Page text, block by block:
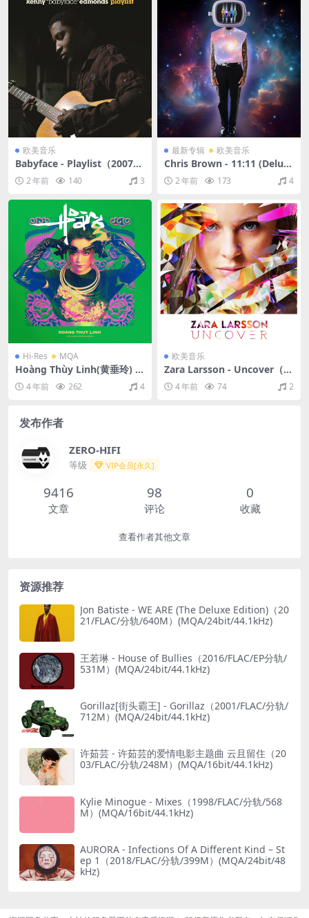
欧美音乐
Babyface - Playlist（2007/F
LAC/分轨/308M）
2 年前 140 3
最新专辑 欧美音乐
Chris Brown - 11:11 (Delux
e)（2024/FLAC/分轨/731
M）2 年前 173 4
Hi-Res MQA
Hoàng Thùy Linh(黄垂玲) -
Hoang（2019/FLAC/分轨/3
06M）(MQA/24bit/44.1kH
4 年前 262 4
欧美音乐
Zara Larsson - Uncover（2
015/FLAC/EP分轨/163M）
4 年前 74 2
发布作者
ZERO-HIFI
等级 VIP会员[永久]
9416
文章
98
评论
0
收藏
查看作者其他文章
资源推荐
Jon Batiste - WE ARE (The Deluxe Edition)（20
21/FLAC/分轨/640M）(MQA/24bit/44.1kHz)
王若琳 - House of Bullies（2016/FLAC/EP分轨/
531M）(MQA/24bit/44.1kHz)
Gorillaz[街头霸王] - Gorillaz（2001/FLAC/分轨/
712M）(MQA/24bit/44.1kHz)
许茹芸 - 许茹芸的爱情电影主题曲 云且留住（20
03/FLAC/分轨/248M）(MQA/16bit/44.1kHz)
Kylie Minogue - Mixes（1998/FLAC/分轨/568
M）(MQA/16bit/44.1kHz)
AURORA - Infections Of A Different Kind – St
ep 1（2018/FLAC/分轨/399M）(MQA/24bit/48
kHz)